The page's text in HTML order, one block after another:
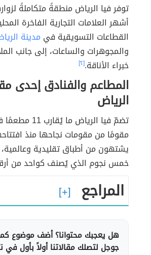
توفر فيا الرياض منطقةً متكاملةً
أشهر العلامات التجارية الفاخرة
القطاعات التسويقية في مدينة
والمجوهرات والساعات، إلى جانب
خبراء الأناقة.[٢]
المطاعم والفنادق إحدى
الرياض
تضمّ فيا
مقومًا من مقومات نجاحها منذ
يشتهون من أطباق تقليدية
خمس نجوم الذي يُصنف كواحد من
المراجع
هل يعجبك محتوانا؟ أضف موضوع
جوجل لتصلك مقالاتنا أولاً بأول في